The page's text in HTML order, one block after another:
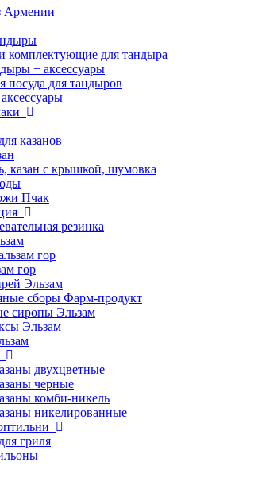
Армении
комплектующие для тандыра
+ аксессуары
посуда для тандыров
казанов
казан с крышкой, шумовка
Пчак
резинка
гор
гор
Эльзам
сборы Фарм-продукт
сиропы Эльзам
Эльзам
двухцветные
черные
комби-никель
никелированные
гриля